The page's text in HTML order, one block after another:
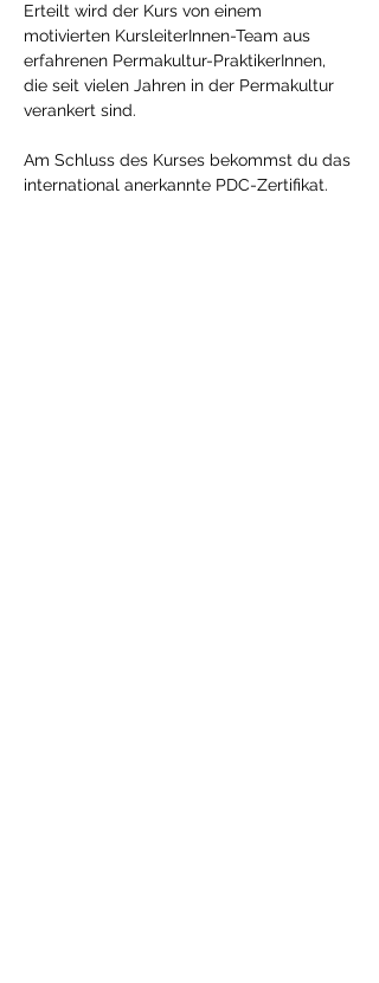
Erteilt wird der Kurs von einem
motivierten KursleiterInnen-Team aus
erfahrenen Permakultur-PraktikerInnen,
die seit vielen Jahren in der Permakultur
verankert sind.
Am Schluss des Kurses bekommst du das
international anerkannte PDC-Zertifikat.